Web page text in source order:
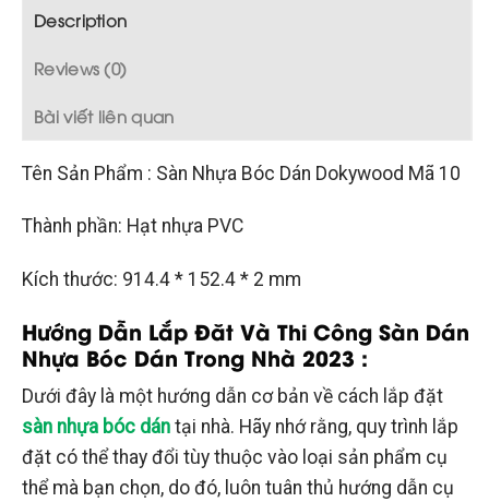
Description
Reviews (0)
Bài viết liên quan
Tên Sản Phẩm : Sàn Nhựa Bóc Dán Dokywood Mã 10
Thành phần: Hạt nhựa PVC
Kích thước: 914.4 * 152.4 * 2 mm
Hướng Dẫn Lắp Đăt Và Thi Công Sàn Dán
Nhựa Bóc Dán Trong Nhà 2023 :
Dưới đây là một hướng dẫn cơ bản về cách lắp đặt
sàn nhựa bóc dán tại nhà. Hãy nhớ rằng, quy trình lắp
đặt có thể thay đổi tùy thuộc vào loại sản phẩm cụ
thể mà bạn chọn, do đó, luôn tuân thủ hướng dẫn cụ